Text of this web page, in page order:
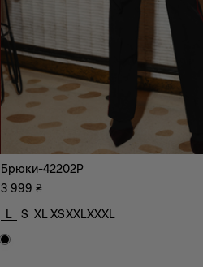
Брюки-42202P
3 999 ₴
L
S XLXSXXLXXXL